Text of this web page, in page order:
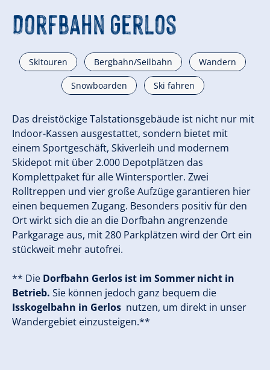
Dorfbahn Gerlos
Skitouren Bergbahn/Seilbahn Wandern
Snowboarden Ski fahren
Das dreistöckige Talstationsgebäude ist nicht nur mit
Indoor-Kassen ausgestattet, sondern bietet mit
einem Sportgeschäft, Skiverleih und modernem
Skidepot mit über 2.000 Depotplätzen das
Komplettpaket für alle Wintersportler. Zwei
Rolltreppen und vier große Aufzüge garantieren hier
einen bequemen Zugang. Besonders positiv für den
Ort wirkt sich die an die Dorfbahn angrenzende
Parkgarage aus, mit 280 Parkplätzen wird der Ort ein
stückweit mehr autofrei.
** Die Dorfbahn Gerlos ist im Sommer nicht in
Betrieb. Sie können jedoch ganz bequem die
Isskogelbahn in Gerlos nutzen, um direkt in unser
Wandergebiet einzusteigen.**